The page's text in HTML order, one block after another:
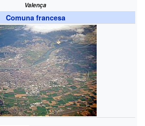
Valença
Comuna francesa